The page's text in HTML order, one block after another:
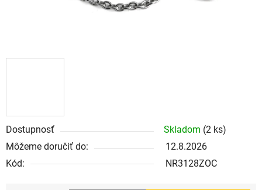
Dostupnosť Skladom (2 ks)
Môžeme doručiť do:
12.8.2026
Kód:
NR3128ZOC